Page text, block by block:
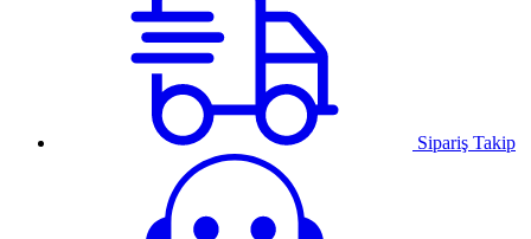
Sipariş Takip